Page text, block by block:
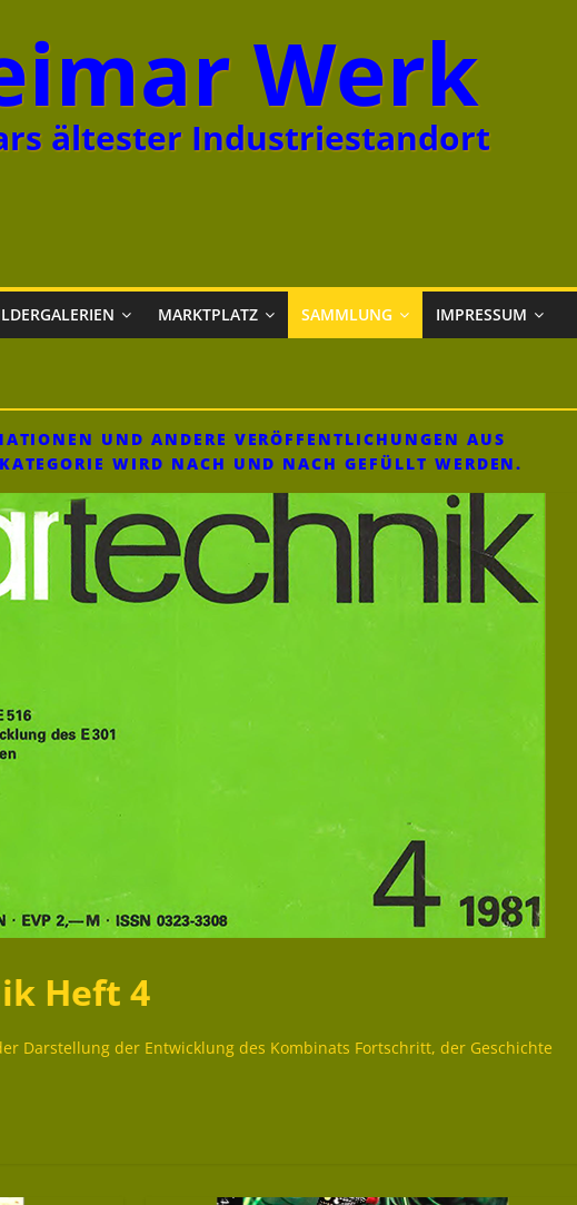
Werk
ältester Industriestandort
MARKTPLATZ SAMMLUNG IMPRESSUM
UND ANDERE VERÖFFENTLICHUNGEN AUS
WIRD NACH UND NACH GEFÜLLT WERDEN.
Heft 4
Darstellung der Entwicklung des Kombinats Fortschritt, der Geschichte